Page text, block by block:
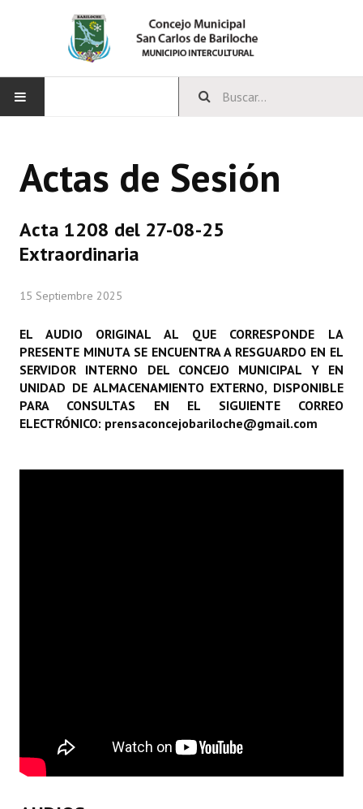
CONCEJO
Integrantes del Concejo
Concejales Mandato Cumplido
Programas
LEGISLACIÓN
Dictámenes Asesoría Letrada
Actas de Sesión
Acta 1208 del 27-08-25
Extraordinaria
15 Septiembre 2025
EL AUDIO ORIGINAL AL QUE CORRESPONDE LA
PRESENTE MINUTA SE ENCUENTRA A RESGUARDO EN EL
SERVIDOR INTERNO DEL CONCEJO MUNICIPAL Y EN
UNIDAD DE ALMACENAMIENTO EXTERNO, DISPONIBLE
PARA CONSULTAS EN EL SIGUIENTE CORREO
ELECTRÓNICO: prensaconcejobariloche@gmail.com